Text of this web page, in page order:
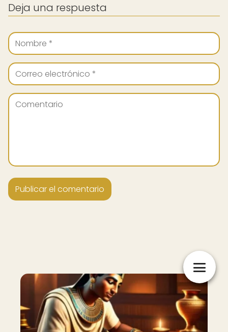
Deja una respuesta